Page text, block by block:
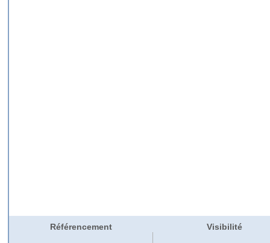
Référencement Visibilité